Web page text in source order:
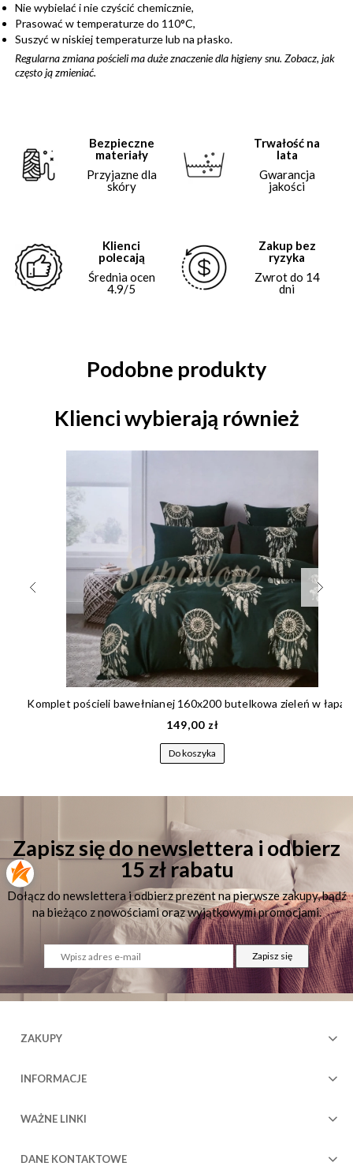
Nie wybielać i nie czyścić chemicznie,
Prasować w temperaturze do 110°C,
Suszyć w niskiej temperaturze lub na płasko.
Regularna zmiana pościeli ma duże znaczenie dla higieny snu. Zobacz, jak
często ją zmieniać.
Bezpieczne
materiały
Przyjazne dla
skóry
Trwałość na
lata
Gwarancja
jakości
Klienci
polecają
Średnia ocen
4.9/5
Zakup bez
ryzyka
Zwrot do 14
dni
Podobne produkty
Klienci wybierają również
149,00 zł
Do koszyka
Zapisz się do newslettera i odbierz
15 zł rabatu
Dołącz do newslettera i odbierz prezent na pierwsze zakupy, bądź
na bieżąco z nowościami oraz wyjątkowymi promocjami.
Zapisz się
ZAKUPY
INFORMACJE
WAŻNE LINKI
DANE KONTAKTOWE